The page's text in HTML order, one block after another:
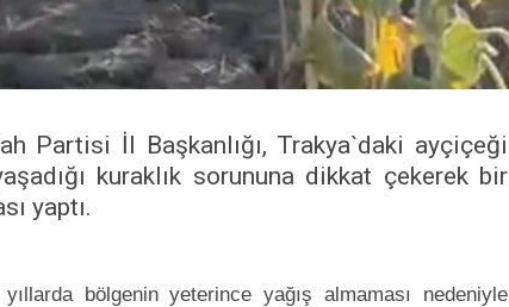
Partisi İl Başkanlığı, Trakya`daki ayçiçeği
kuraklık sorununa dikkat çekerek bir
yaptı.
bölgenin yeterince yağış almaması nedeniyle